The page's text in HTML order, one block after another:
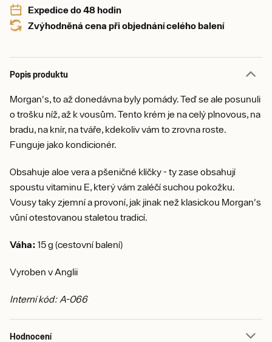
Expedice do 48 hodin
Zvýhodněná cena při objednání celého balení
Popis produktu
Morgan's, to až donedávna byly pomády. Teď se ale posunuli
o trošku níž, až k vousům. Tento krém je na celý plnovous, na
bradu, na knír, na tváře, kdekoliv vám to zrovna roste.
Funguje jako kondicionér.
Obsahuje aloe vera a pšeničné klíčky - ty zase obsahují
spoustu vitaminu E, který vám zaléčí suchou pokožku.
Vousy taky zjemní a provoní, jak jinak než klasickou Morgan's
vůní otestovanou staletou tradicí.
Váha: 15 g (cestovní balení)
Vyroben v Anglii
Interní kód: A-066
Hodnocení